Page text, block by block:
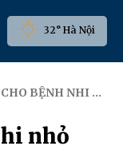
32° Hà Nội
NHỎ TUỔI NHẤT VIỆT NAM
nhỏ